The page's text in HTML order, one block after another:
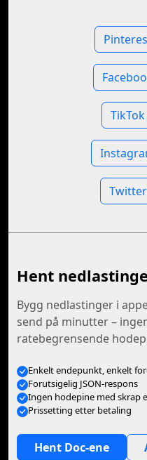
Hent
Bygg nedlastinger i
send på minutter –
ratebegrensende
Enkelt endepunkt, enkelt
Forutsigelig JSON-respons
Ingen hodepine med skrap
Prissetting etter betaling
Hent Doc-ene